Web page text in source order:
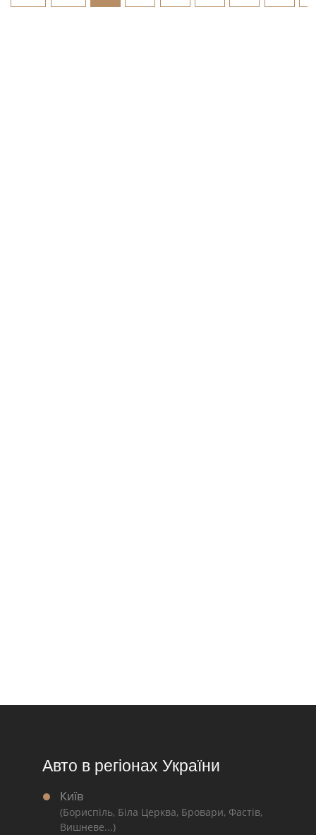
Авто в регіонах України
Київ
(Бориспіль, Біла Церква, Бровари, Фастів,
Вишневе...)